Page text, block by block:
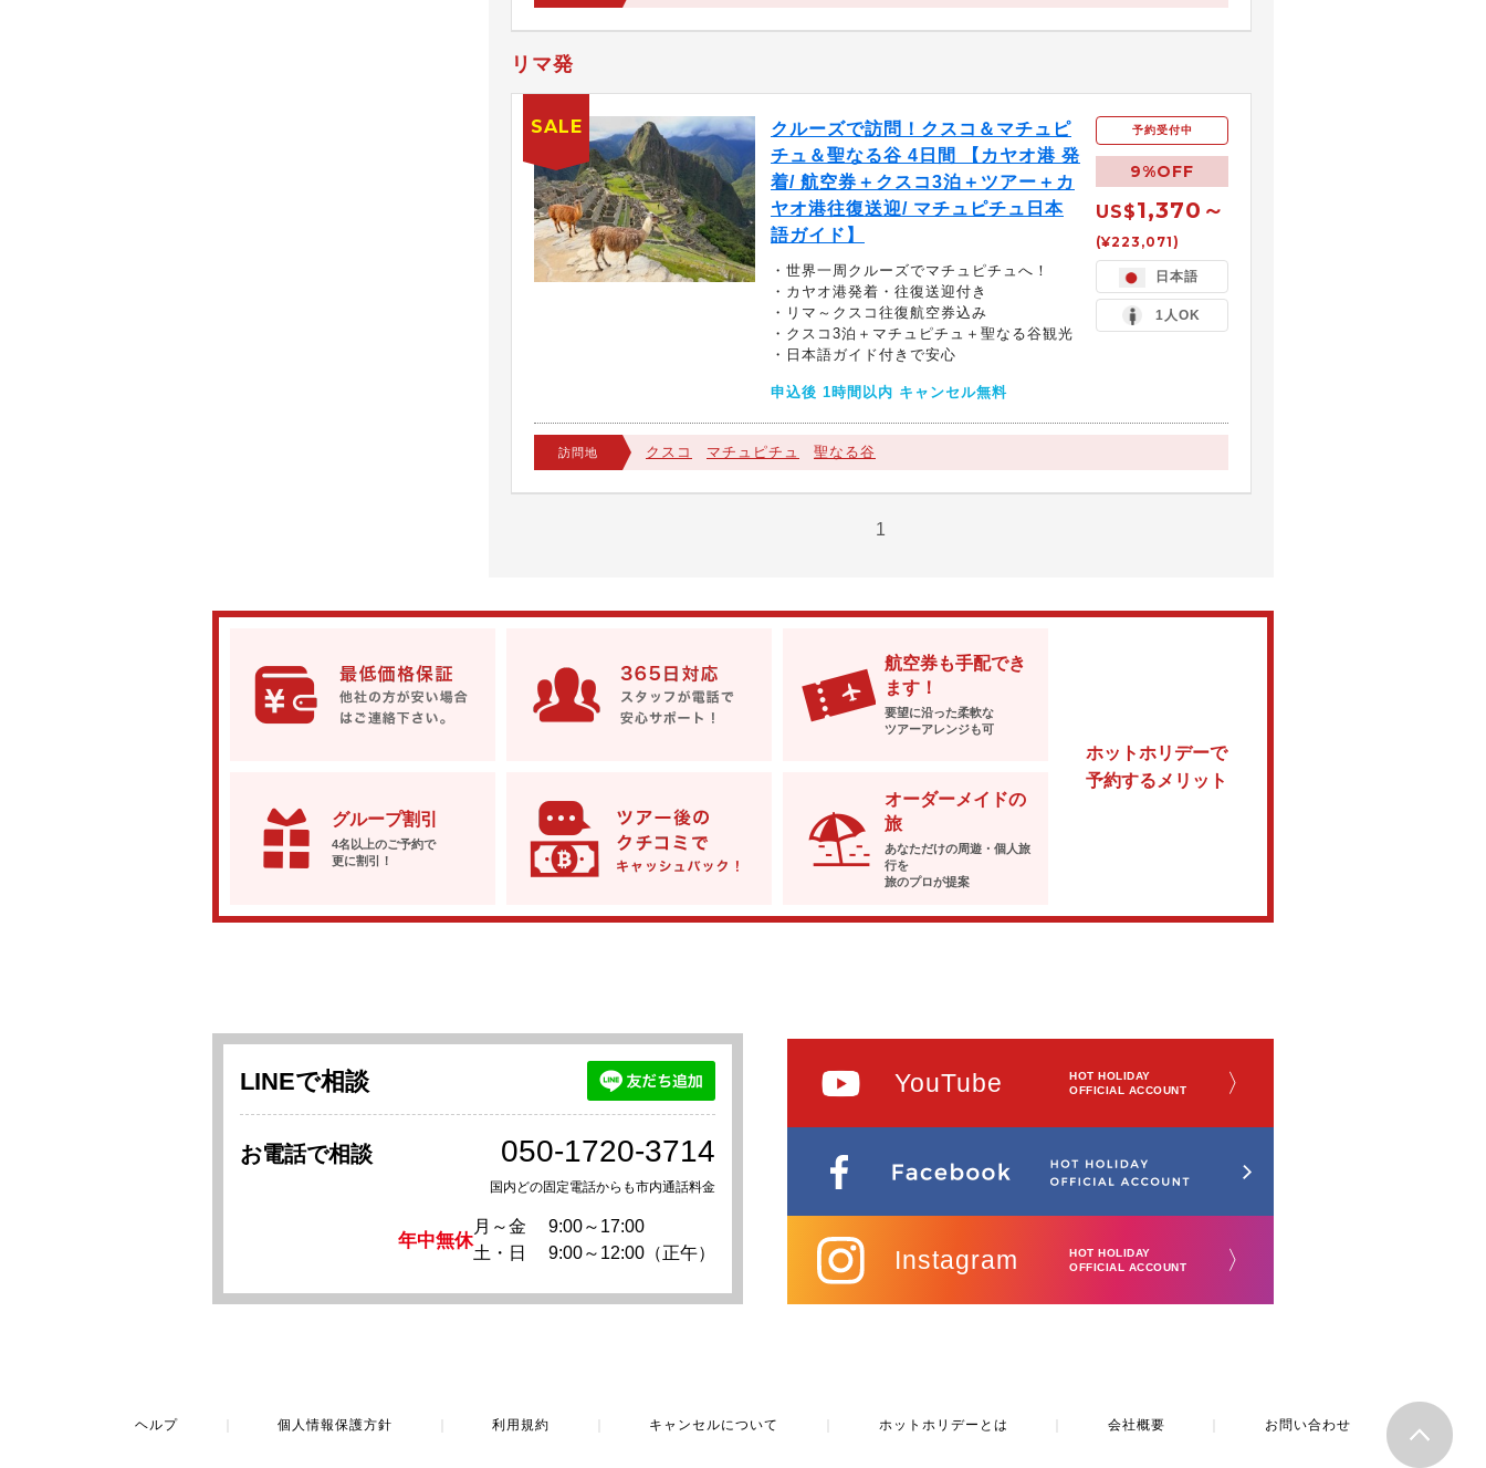
リマ発
クルーズで訪問！クスコ＆マチュピ
チュ＆聖なる谷 4日間 【カヤオ港 発
着/ 航空券＋クスコ3泊＋ツアー＋カ
ヤオ港往復送迎/ マチュピチュ日本
語ガイド】
・世界一周クルーズでマチュピチュへ！
・カヤオ港発着・往復送迎付き
・リマ～クスコ往復航空券込み
・クスコ3泊＋マチュピチュ＋聖なる谷観光
・日本語ガイド付きで安心
申込後 1時間以内 キャンセル無料
予約受付中
9%OFF
US$1,370～
(¥223,071)
日本語
1人OK
訪問地 クスコ マチュピチュ 聖なる谷
SALE
1
ホットホリデーで
予約するメリット
航空券も手配でき
ます！
要望に沿った柔軟な
ツアーアレンジも可
グループ割引
4名以上のご予約で
更に割引！
オーダーメイドの
旅
あなただけの周遊・個人旅
行を
旅のプロが提案
LINEで相談
お電話で相談 050-1720-3714
国内どの固定電話からも市内通話料金
年中無休
月～金
9:00～17:00
土・日
9:00～12:00（正午）
YouTube
HOT HOLIDAY
OFFICIAL ACCOUNT
〉
Instagram
HOT HOLIDAY
OFFICIAL ACCOUNT
〉
ヘルプ 個人情報保護方針 利用規約 キャンセルについて ホットホリデーとは 会社概要 お問い合わせ